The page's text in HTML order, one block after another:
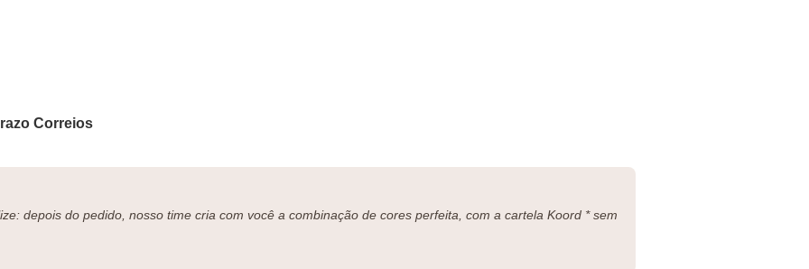
Correios
depois do pedido, nosso time cria com você a combinação de cores perfeita, com a cartela Koord * sem